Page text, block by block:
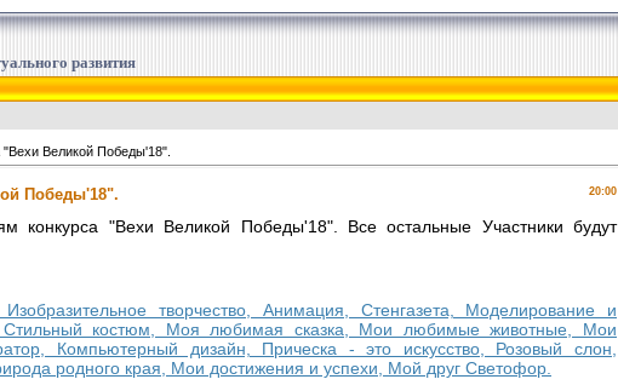
развития
"Вехи Великой Победы'18".
20:00
Победы'18".
конкурса "Вехи Великой Победы'18". Все остальные Участники будут
Изобразительное творчество, Анимация, Стенгазета, Моделирование и
Стильный костюм, Моя любимая сказка, Мои любимые животные, Мои
Компьютерный дизайн, Прическа - это искусство, Розовый слон,
родного края, Мои достижения и успехи, Мой друг Светофор.